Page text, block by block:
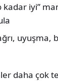
iyi”
uyuşma,
daha çok